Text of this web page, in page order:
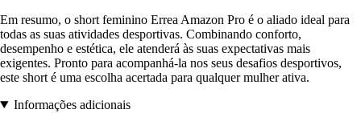
Em resumo, o short feminino Errea Amazon Pro é o aliado ideal para
todas as suas atividades desportivas. Combinando conforto,
desempenho e estética, ele atenderá às suas expectativas mais
exigentes. Pronto para acompanhá-la nos seus desafios desportivos,
este short é uma escolha acertada para qualquer mulher ativa.
Informações adicionais